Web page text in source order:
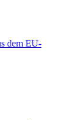
dem EU-